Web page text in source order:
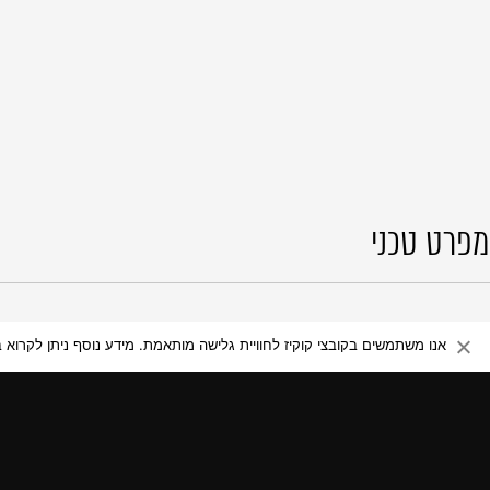
מפרט טכני
אנו משתמשים בקובצי קוקיז לחוויית גלישה מותאמת. מידע נוסף ניתן לקרוא